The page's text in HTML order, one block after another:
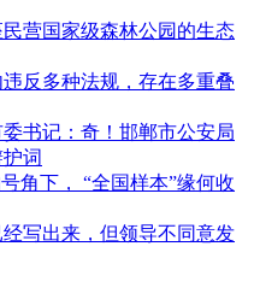
营国家级森林公园的生态
反多种法规，存在多重叠
书记：奇！邯郸市公安局
词
角下， “全国样本”缘何收
写出来，但领导不同意发